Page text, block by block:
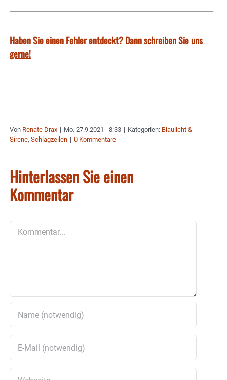
Haben Sie einen Fehler entdeckt? Dann schreiben Sie uns
gerne!
Von Renate Drax | Mo. 27.9.2021 - 8:33 | Kategorien: Blaulicht &
Sirene, Schlagzeilen | 0 Kommentare
Hinterlassen Sie einen
Kommentar